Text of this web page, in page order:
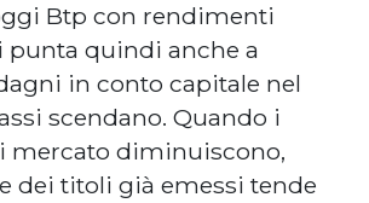
Btp con rendimenti
punta quindi anche a
in conto capitale nel
scendano. Quando i
mercato diminuiscono,
dei titoli già emessi tende